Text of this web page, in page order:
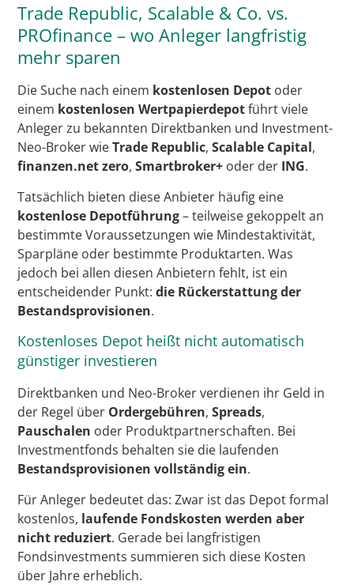
Trade Republic, Scalable & Co. vs.
PROfinance – wo Anleger langfristig
mehr sparen
Die Suche nach einem kostenlosen Depot oder
einem kostenlosen Wertpapierdepotführt viele
Anleger zu bekannten Direktbanken und Investment-
Neo-Broker wieTrade Republic,Scalable Capital,
finanzen.net zero,Smartbroker+ oder der ING.
Tatsächlich bieten diese Anbieter häufig eine
kostenlose Depotführung– teilweise gekoppelt an
bestimmte Voraussetzungen wie Mindestaktivität,
Sparpläne oder bestimmte Produktarten. Was
jedoch bei allen diesen Anbietern fehlt, ist ein
entscheidender Punkt:die Rückerstattung der
Bestandsprovisionen.
Kostenloses Depot heißt nicht automatisch
günstiger investieren
Direktbanken und Neo-Broker verdienen ihr Geld in
der Regel über Ordergebühren,Spreads,
Pauschalen oder Produktpartnerschaften. Bei
Investmentfonds behalten sie die laufenden
Bestandsprovisionen vollständig ein.
Für Anleger bedeutet das: Zwar ist das Depot formal
kostenlos, laufende Fondskosten werden aber
nicht reduziert. Gerade bei langfristigen
Fondsinvestments summieren sich diese Kosten
über Jahre erheblich.